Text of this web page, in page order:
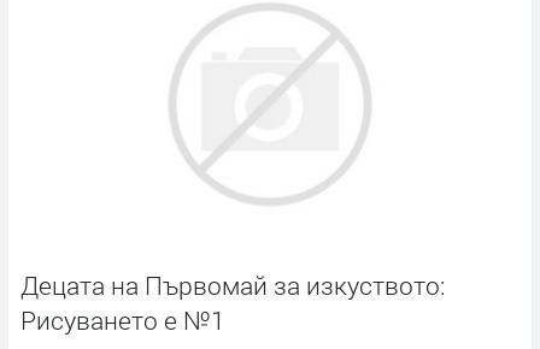
Децата на Първомай за изкуството:
Рисуването е №1